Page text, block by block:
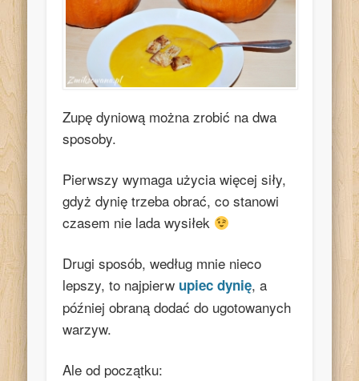
Zupę dyniową można zrobić na dwa
sposoby.
Pierwszy wymaga użycia więcej siły,
gdyż dynię trzeba obrać, co stanowi
czasem nie lada wysiłek
Drugi sposób, według mnie nieco
lepszy, to najpierw upiec dynię, a
później obraną dodać do ugotowanych
warzyw.
Ale od początku: